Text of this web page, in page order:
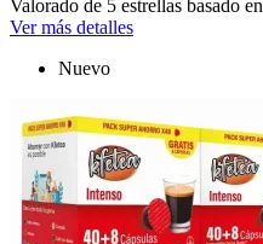
Valorado de 5 estrellas basado en
Ver más detalles
Nuevo